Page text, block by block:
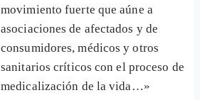
movimiento fuerte que aúne a
asociaciones de afectados y de
consumidores, médicos y otros
sanitarios críticos con el proceso de
medicalización de la vida…»